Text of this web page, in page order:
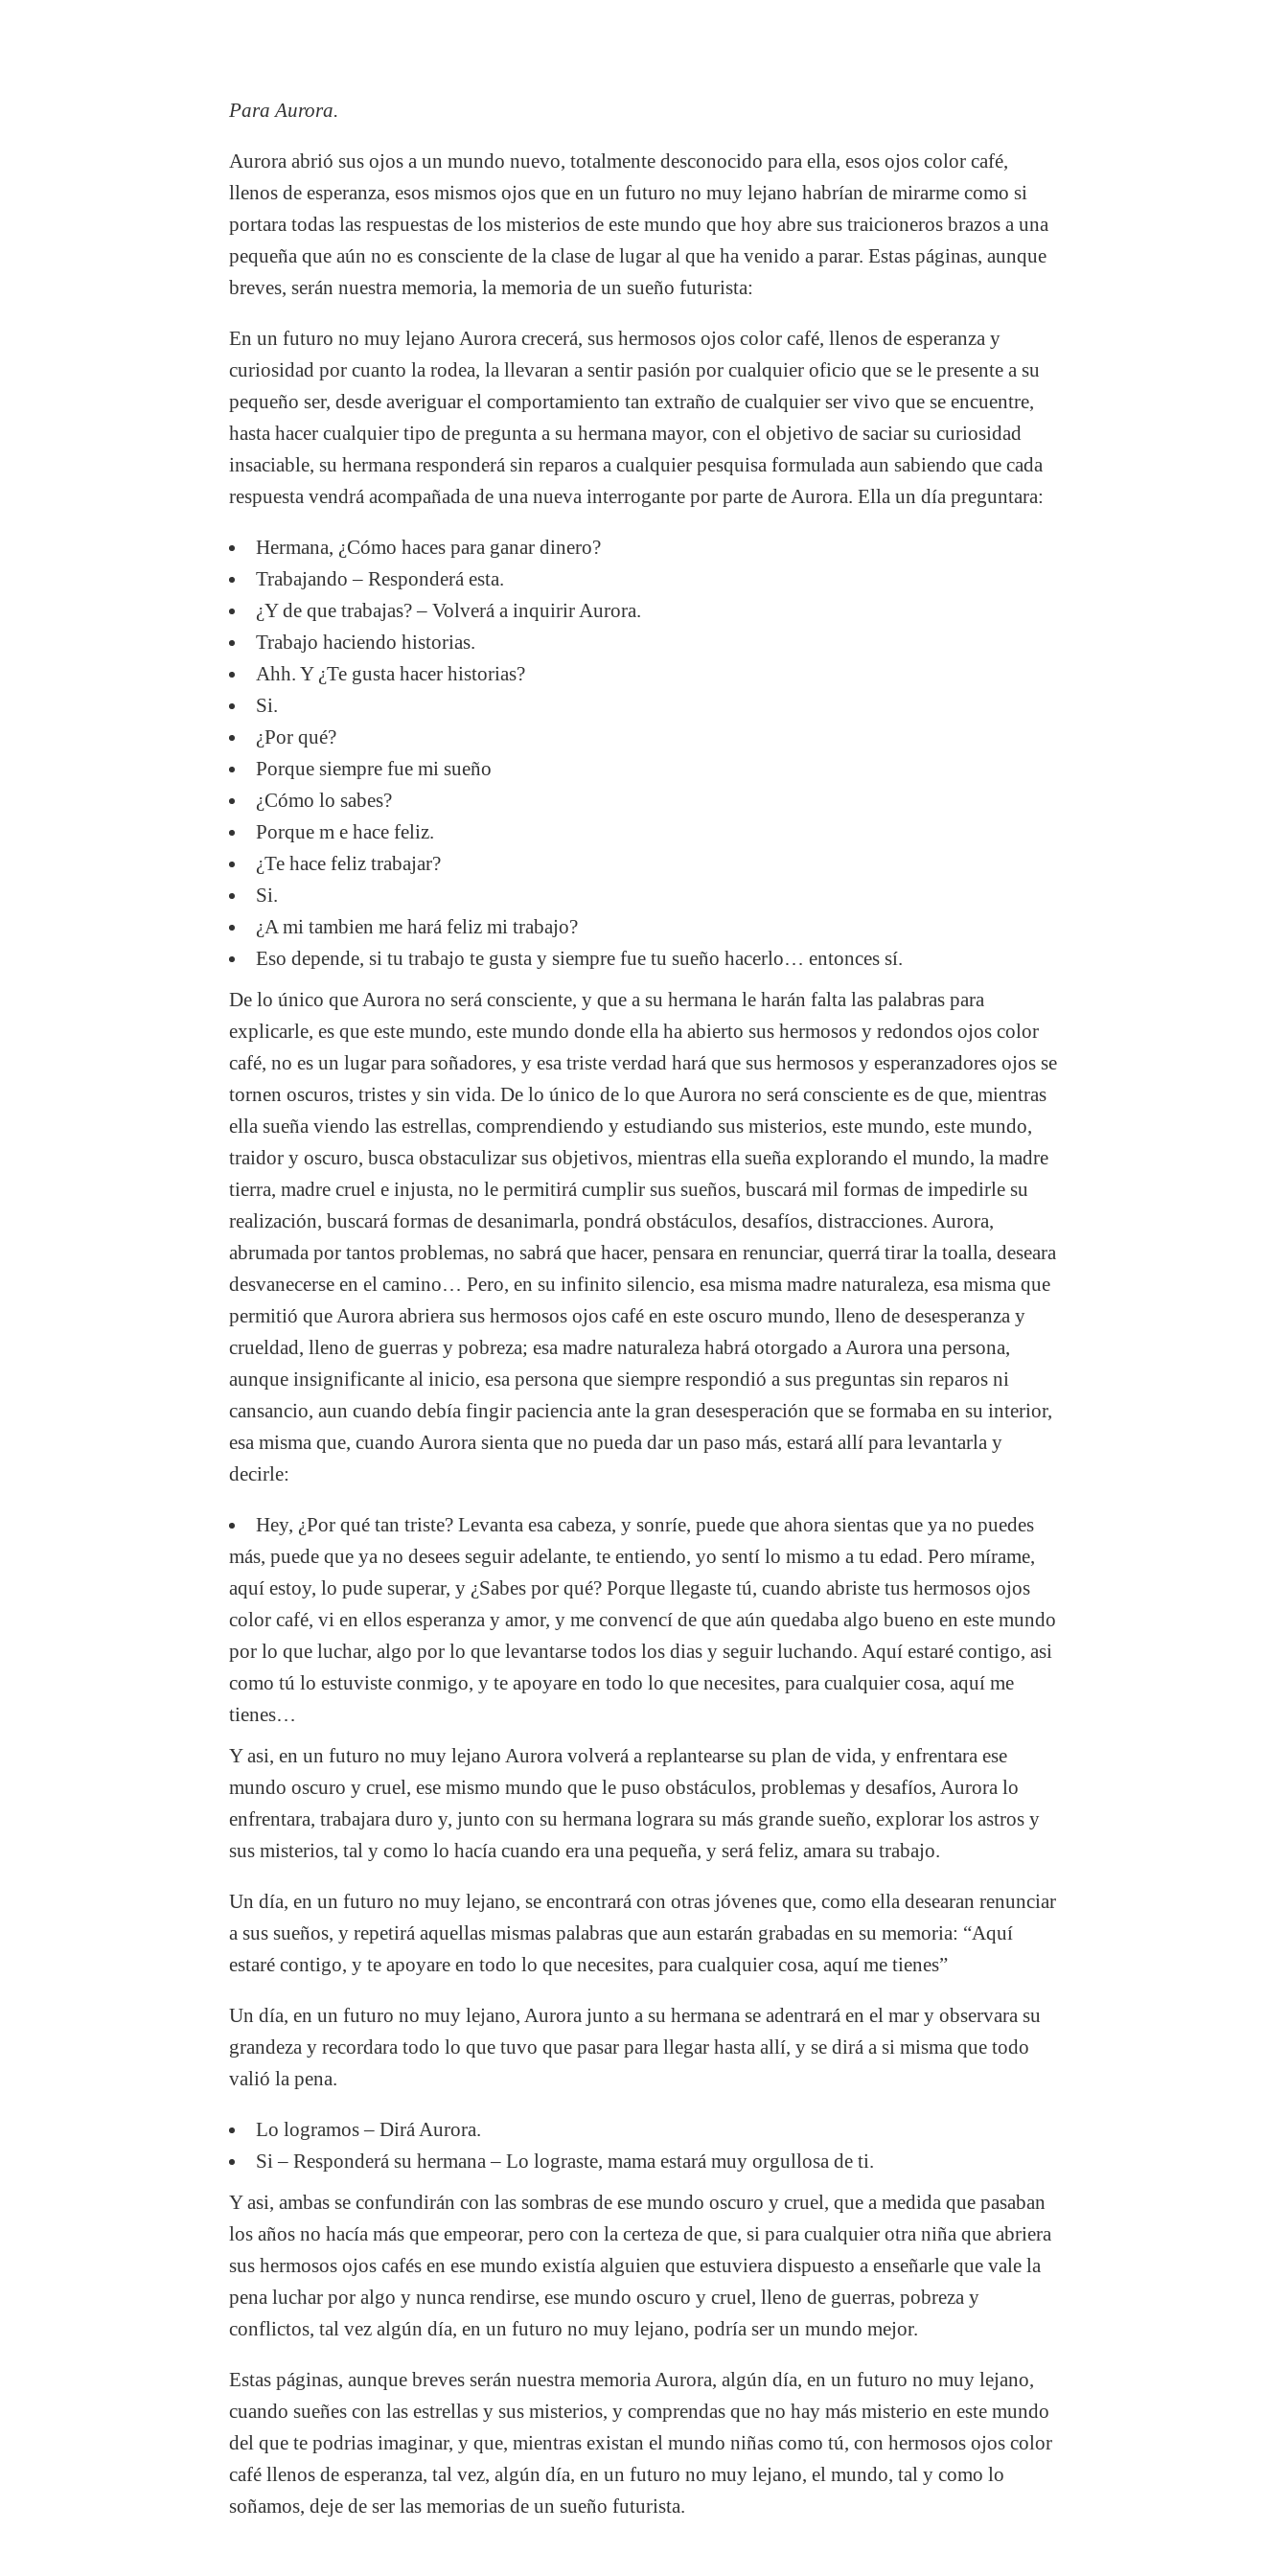
Para Aurora.
Aurora abrió sus ojos a un mundo nuevo, totalmente desconocido para ella, esos ojos color café,
llenos de esperanza, esos mismos ojos que en un futuro no muy lejano habrían de mirarme como si
portara todas las respuestas de los misterios de este mundo que hoy abre sus traicioneros brazos a una
pequeña que aún no es consciente de la clase de lugar al que ha venido a parar. Estas páginas, aunque
breves, serán nuestra memoria, la memoria de un sueño futurista:
En un futuro no muy lejano Aurora crecerá, sus hermosos ojos color café, llenos de esperanza y
curiosidad por cuanto la rodea, la llevaran a sentir pasión por cualquier oficio que se le presente a su
pequeño ser, desde averiguar el comportamiento tan extraño de cualquier ser vivo que se encuentre,
hasta hacer cualquier tipo de pregunta a su hermana mayor, con el objetivo de saciar su curiosidad
insaciable, su hermana responderá sin reparos a cualquier pesquisa formulada aun sabiendo que cada
respuesta vendrá acompañada de una nueva interrogante por parte de Aurora. Ella un día preguntara:
Hermana, ¿Cómo haces para ganar dinero?
Trabajando – Responderá esta.
¿Y de que trabajas? – Volverá a inquirir Aurora.
Trabajo haciendo historias.
Ahh. Y ¿Te gusta hacer historias?
Si.
¿Por qué?
Porque siempre fue mi sueño
¿Cómo lo sabes?
Porque m e hace feliz.
¿Te hace feliz trabajar?
Si.
¿A mi tambien me hará feliz mi trabajo?
Eso depende, si tu trabajo te gusta y siempre fue tu sueño hacerlo… entonces sí.
De lo único que Aurora no será consciente, y que a su hermana le harán falta las palabras para
explicarle, es que este mundo, este mundo donde ella ha abierto sus hermosos y redondos ojos color
café, no es un lugar para soñadores, y esa triste verdad hará que sus hermosos y esperanzadores ojos se
tornen oscuros, tristes y sin vida. De lo único de lo que Aurora no será consciente es de que, mientras
ella sueña viendo las estrellas, comprendiendo y estudiando sus misterios, este mundo, este mundo,
traidor y oscuro, busca obstaculizar sus objetivos, mientras ella sueña explorando el mundo, la madre
tierra, madre cruel e injusta, no le permitirá cumplir sus sueños, buscará mil formas de impedirle su
realización, buscará formas de desanimarla, pondrá obstáculos, desafíos, distracciones. Aurora,
abrumada por tantos problemas, no sabrá que hacer, pensara en renunciar, querrá tirar la toalla, deseara
desvanecerse en el camino… Pero, en su infinito silencio, esa misma madre naturaleza, esa misma que
permitió que Aurora abriera sus hermosos ojos café en este oscuro mundo, lleno de desesperanza y
crueldad, lleno de guerras y pobreza; esa madre naturaleza habrá otorgado a Aurora una persona,
aunque insignificante al inicio, esa persona que siempre respondió a sus preguntas sin reparos ni
cansancio, aun cuando debía fingir paciencia ante la gran desesperación que se formaba en su interior,
esa misma que, cuando Aurora sienta que no pueda dar un paso más, estará allí para levantarla y
decirle:
Hey, ¿Por qué tan triste? Levanta esa cabeza, y sonríe, puede que ahora sientas que ya no puedes
más, puede que ya no desees seguir adelante, te entiendo, yo sentí lo mismo a tu edad. Pero mírame,
aquí estoy, lo pude superar, y ¿Sabes por qué? Porque llegaste tú, cuando abriste tus hermosos ojos
color café, vi en ellos esperanza y amor, y me convencí de que aún quedaba algo bueno en este mundo
por lo que luchar, algo por lo que levantarse todos los dias y seguir luchando. Aquí estaré contigo, asi
como tú lo estuviste conmigo, y te apoyare en todo lo que necesites, para cualquier cosa, aquí me
tienes…
Y asi, en un futuro no muy lejano Aurora volverá a replantearse su plan de vida, y enfrentara ese
mundo oscuro y cruel, ese mismo mundo que le puso obstáculos, problemas y desafíos, Aurora lo
enfrentara, trabajara duro y, junto con su hermana lograra su más grande sueño, explorar los astros y
sus misterios, tal y como lo hacía cuando era una pequeña, y será feliz, amara su trabajo.
Un día, en un futuro no muy lejano, se encontrará con otras jóvenes que, como ella desearan renunciar
a sus sueños, y repetirá aquellas mismas palabras que aun estarán grabadas en su memoria: “Aquí
estaré contigo, y te apoyare en todo lo que necesites, para cualquier cosa, aquí me tienes”
Un día, en un futuro no muy lejano, Aurora junto a su hermana se adentrará en el mar y observara su
grandeza y recordara todo lo que tuvo que pasar para llegar hasta allí, y se dirá a si misma que todo
valió la pena.
Lo logramos – Dirá Aurora.
Si – Responderá su hermana – Lo lograste, mama estará muy orgullosa de ti.
Y asi, ambas se confundirán con las sombras de ese mundo oscuro y cruel, que a medida que pasaban
los años no hacía más que empeorar, pero con la certeza de que, si para cualquier otra niña que abriera
sus hermosos ojos cafés en ese mundo existía alguien que estuviera dispuesto a enseñarle que vale la
pena luchar por algo y nunca rendirse, ese mundo oscuro y cruel, lleno de guerras, pobreza y
conflictos, tal vez algún día, en un futuro no muy lejano, podría ser un mundo mejor.
Estas páginas, aunque breves serán nuestra memoria Aurora, algún día, en un futuro no muy lejano,
cuando sueñes con las estrellas y sus misterios, y comprendas que no hay más misterio en este mundo
del que te podrias imaginar, y que, mientras existan el mundo niñas como tú, con hermosos ojos color
café llenos de esperanza, tal vez, algún día, en un futuro no muy lejano, el mundo, tal y como lo
soñamos, deje de ser las memorias de un sueño futurista.